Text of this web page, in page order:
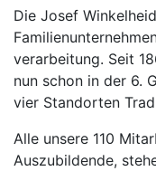
Die Josef
verarbeitung. Seit
nun schon in der 6.
vier Standorten
Alle unsere 110
Auszubildende,